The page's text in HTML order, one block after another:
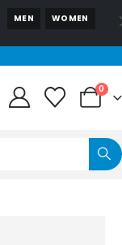
MEN WOMEN
0